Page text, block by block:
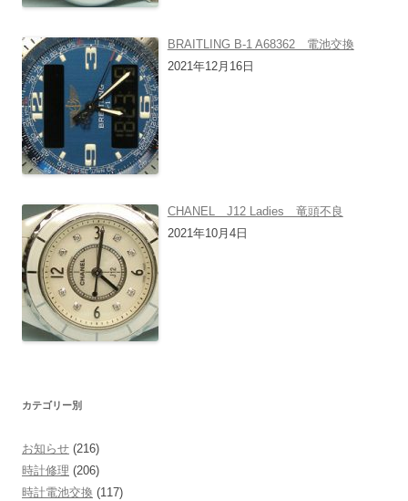
BRAITLING B-1 A68362 電池交換
2021年12月16日
CHANEL J12 Ladies 竜頭不良
2021年10月4日
カテゴリー別
お知らせ (216)
時計修理 (206)
時計電池交換 (117)